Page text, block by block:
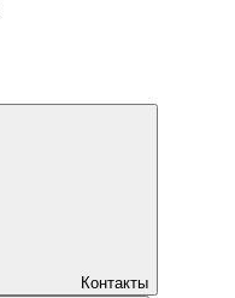
Контакты